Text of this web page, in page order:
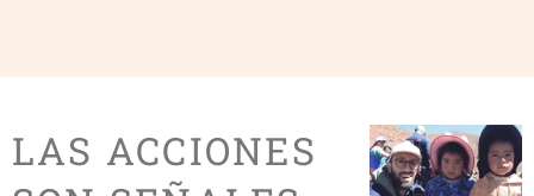
LAS ACCIONES